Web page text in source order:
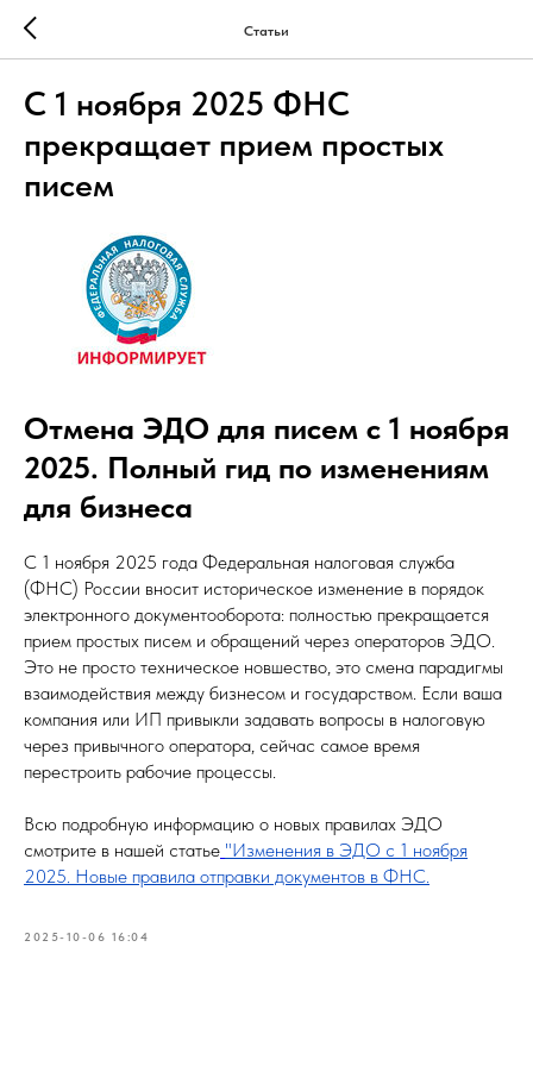
Статьи
С 1 ноября 2025 ФНС
прекращает прием простых
писем
Отмена ЭДО для писем с 1 ноября
2025. Полный гид по изменениям
для бизнеса
С 1 ноября 2025 года Федеральная налоговая служба
(ФНС) России вносит историческое изменение в порядок
электронного документооборота: полностью прекращается
прием простых писем и обращений через операторов ЭДО.
Это не просто техническое новшество, это смена парадигмы
взаимодействия между бизнесом и государством. Если ваша
компания или ИП привыкли задавать вопросы в налоговую
через привычного оператора, сейчас самое время
перестроить рабочие процессы.
Всю подробную информацию о новых правилах ЭДО
смотрите в нашей статье "Изменения в ЭДО с 1 ноября
2025. Новые правила отправки документов в ФНС.
2025-10-06 16:04